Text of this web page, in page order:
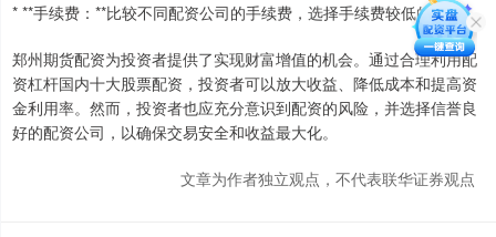
* **手续费：**比较不同配资公司的手续费，选择手续费较低的公司。
郑州期货配资为投资者提供了实现财富增值的机会。通过合理利用配
资杠杆国内十大股票配资，投资者可以放大收益、降低成本和提高资
金利用率。然而，投资者也应充分意识到配资的风险，并选择信誉良
好的配资公司，以确保交易安全和收益最大化。
文章为作者独立观点，不代表联华证券观点